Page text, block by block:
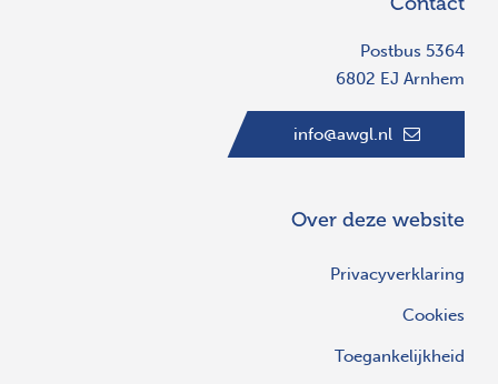
Postbus 5364
6802 EJ Arnhem
info@awgl.nl
Over deze website
Privacyverklaring
Cookies
Toegankelijkheid